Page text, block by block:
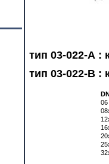
тип 03-022-А :
тип 03-022-В :
06